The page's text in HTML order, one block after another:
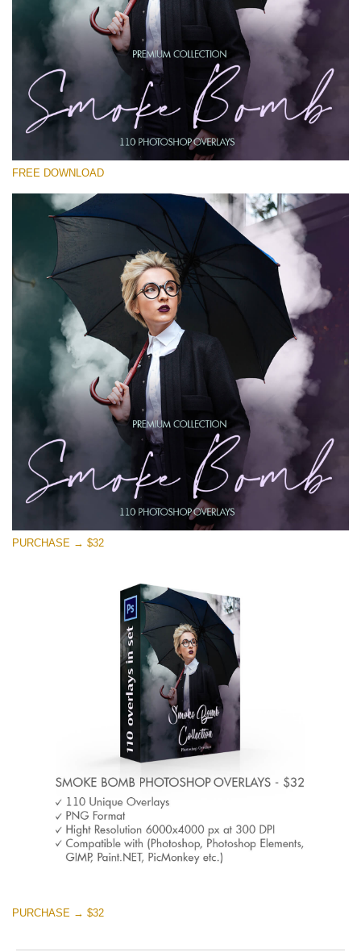
Por favor selecione
Free PNG Overlay #27
Small 800*533px
Smoke Bomb
(110 Overlays)
Bokeh Complete Collection (650 Overlays)
Entire Collection
(1783 Overlays)
Large 6000*4000px
Download Grátis
FREE DOWNLOAD
PURCHASE → $32
PURCHASE → $32